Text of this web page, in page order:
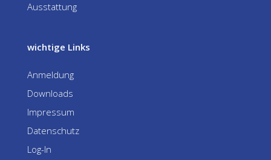
Ausstattung
wichtige Links
Anmeldung
Downloads
Impressum
Datenschutz
Log-In